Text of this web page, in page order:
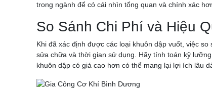
trong ngành để có cái nhìn tổng quan và chính xác
So Sánh Chi Phí và Hiệu
Khi đã xác định được các loại khuôn dập vuốt, việc
sửa chữa và thời gian sử dụng. Hãy tính toán kỹ
khuôn dập có giá cao hơn có thể mang lại lợi ích lâu